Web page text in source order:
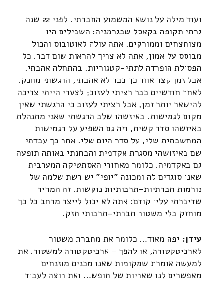
ועוד מילה על נושא המשמוע החברתי. לפני 22 שנה
גרתי תקופה בקאסל שבגרמניה: השבילים היו
מצוחצחים וממורקים. אתה עולה לאוטובוס והכול
מבוסס על אמון, אתה לא צריך להראות שום דבר. כל
הפסולת הופרדה לתתי-קטגוריות. בהתחלה אהבתי.
אבל זמן קצר אחר כך כבר לא אהבתי, הרגשתי מחנק.
לאחר חודשיים כבר רציתי לעזוב; לצערי הייתי צריכה
להישאר יותר זמן, אבל רציתי לעזוב כי הרגשתי שאין
מקום לגמישות. באיזשהו שלב הרגשתי שאני מתנהלת
באיזשהו סדר קשיח, וזה גם השפיע על הגמישות
המחשבתית שלי, על סדר היום שלי. אחר כך עבדתי
שם באיזושהי מסגרת אקדמית והבחנתי באותה תופעה
גם באקדמיה. כלומר מאחורי האסתטיקה המערבית
שאנו סוגדים לה ומכונה "יופי" יש רשת שלמה של
נורמות חברתיות-תרבותיות נוקשות. זה המחיר
שדיברתי עליו קודם: אתה לא יכול לייצר מרחב כל כך
מוחזק בלי משטור חברתי-תרבותי חזק.
עידן: יפה מאוד… כלומר את מחברת משטור
לארכיטקטורה, או להפך – ארכיטקטורה למשטור. את
למעשה אומרת שמקומות שאנו מכנים מוזנחים
מאפשרים לנו שאריות של חופש… ואת רוצה לעבוד